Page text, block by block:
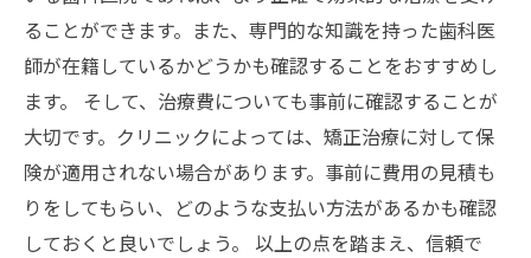
ることができます。また、専門的な知識を持った歯科医
師が在籍しているかどうかも確認することをおすすめし
ます。 そして、治療費についても事前に確認することが
大切です。クリニックによっては、矯正治療に対して保
険が適用されない場合があります。事前に費用の見積も
りをしてもらい、どのような支払い方法があるかも確認
しておくと良いでしょう。 以上の点を踏まえ、信頼で